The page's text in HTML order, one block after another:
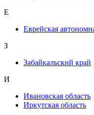
Е
Еврейская
З
Забайкальский край
И
Ивановская область
Иркутская область